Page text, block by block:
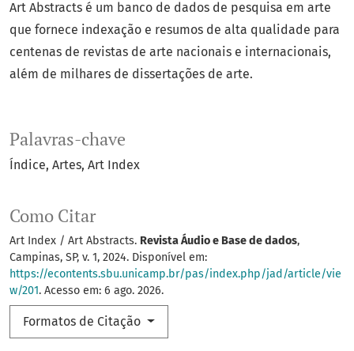
Palavras-chave
Índice Artes Art Index
Como Citar
Art Index / Art Abstracts. Revista Áudio e Base de dados,
Campinas, SP, v. 1, 2024. Disponível em:
https://econtents.sbu.unicamp.br/pas/index.php/jad/article/vie
w/201. Acesso em: 6 ago. 2026.
Formatos de Citação
Art Abstracts é um banco de dados de pesquisa em arte
que fornece indexação e resumos de alta qualidade para
centenas de revistas de arte nacionais e internacionais,
além de milhares de dissertações de arte.